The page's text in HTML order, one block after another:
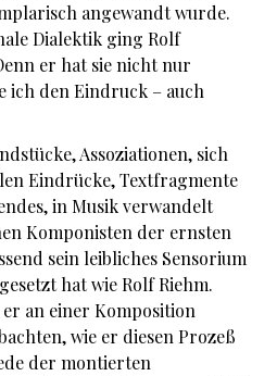
angewandt wurde.
Dialektik ging Rolf
er hat sie nicht nur
ich den Eindruck – auch
Assoziationen, sich
Eindrücke, Textfragmente
in Musik verwandelt
Komponisten der ernsten
sein leibliches Sensorium
hat wie Rolf Riehm.
an einer Komposition
wie er diesen Prozeß
der montierten